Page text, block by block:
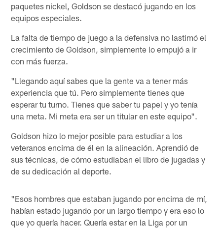
paquetes nickel, Goldson se destacó jugando en los
equipos especiales.
La falta de tiempo de juego a la defensiva no lastimó el
crecimiento de Goldson, simplemente lo empujó a ir
con más fuerza.
"Llegando aquí sabes que la gente va a tener más
experiencia que tú. Pero simplemente tienes que
esperar tu turno. Tienes que saber tu papel y yo tenía
una meta. Mi meta era ser un titular en este equipo".
Goldson hizo lo mejor posible para estudiar a los
veteranos encima de él en la alineación. Aprendió de
sus técnicas, de cómo estudiaban el libro de jugadas y
de su dedicación al deporte.
"Esos hombres que estaban jugando por encima de mí,
habían estado jugando por un largo tiempo y era eso lo
que yo quería hacer. Quería estar en la Liga por un